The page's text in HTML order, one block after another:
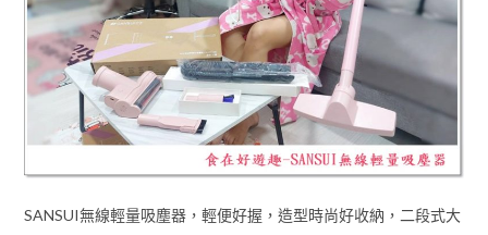
SANSUI無線輕量吸塵器，輕便好握，造型時尚好收納，二段式大